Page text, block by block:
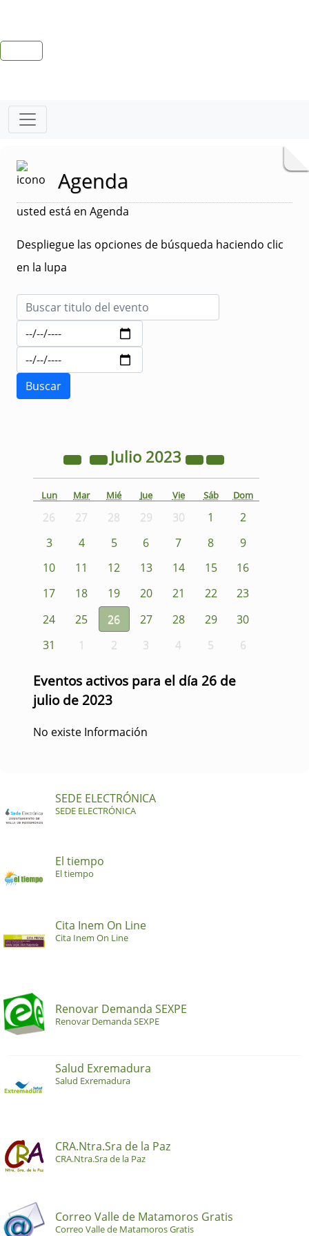
Agenda
usted está en Agenda
Despliegue las opciones de búsqueda haciendo clic
en la lupa
Julio 2023
Lun Mar Mié Jue Vie Sáb Dom
26 27 28 29 30 1
2
3
4 5 6 7 8
9
10
11 12 13 14 15
16
17
18 19 20 21 22
23
24
25 26 27 28 29
30
31
1 2 3 4 5 6
Eventos activos para el día 26 de
julio de 2023
No existe Información
SEDE ELECTRÓNICA
SEDE ELECTRÓNICA
El tiempo
El tiempo
Cita Inem On Line
Cita Inem On Line
Renovar Demanda SEXPE
Renovar Demanda SEXPE
Salud Exremadura
Salud Exremadura
CRA.Ntra.Sra de la Paz
CRA.Ntra.Sra de la Paz
Correo Valle de Matamoros Gratis
Correo Valle de Matamoros Gratis